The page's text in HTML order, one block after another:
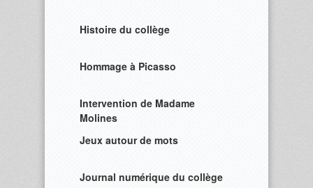
Histoire du collège
Hommage à Picasso
Intervention de Madame
Molines
Jeux autour de mots
Journal numérique du collège